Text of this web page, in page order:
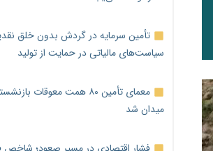
تأمین سرمایه در گردش بدون خلق
سیاست‌های مالیاتی در حمایت از تولید
معمای تأمین ۸۰ همت معوقات
میدان شد